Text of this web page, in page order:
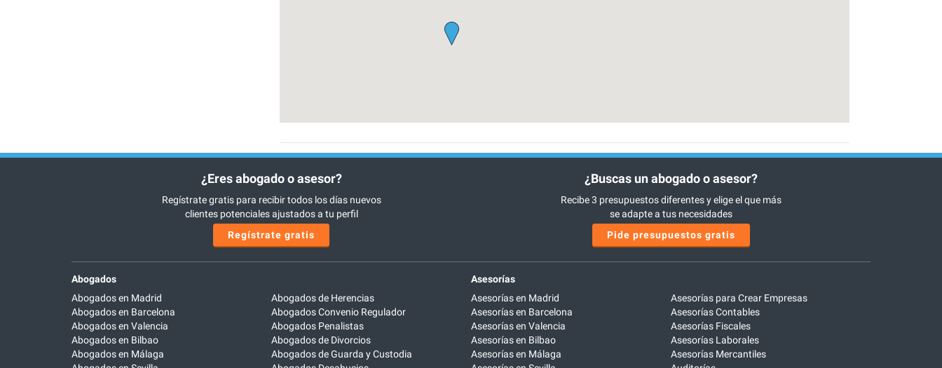
¿Eres abogado o asesor?
Regístrate gratis para recibir todos los días nuevos
clientes potenciales ajustados a tu perfil
Regístrate gratis
¿Buscas un abogado o asesor?
Recibe 3 presupuestos diferentes y elige el que más
se adapte a tus necesidades
Pide presupuestos gratis
Abogados
Abogados en Madrid
Abogados en Barcelona
Abogados en Valencia
Abogados en Bilbao
Abogados en Málaga
Abogados de Herencias
Abogados Convenio Regulador
Abogados Penalistas
Abogados de Divorcios
Abogados de Guarda y Custodia
Asesorías
Asesorías en Madrid
Asesorías en Barcelona
Asesorías en Valencia
Asesorías en Bilbao
Asesorías en Málaga
Asesorías para Crear Empresas
Asesorías Contables
Asesorías Fiscales
Asesorías Laborales
Asesorías Mercantiles